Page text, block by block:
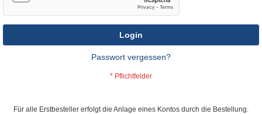
Login
Passwort vergessen?
Für alle Erstbesteller erfolgt die Anlage eines Kontos durch die Bestellung.